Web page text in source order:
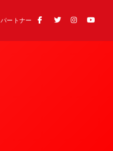
パートナー